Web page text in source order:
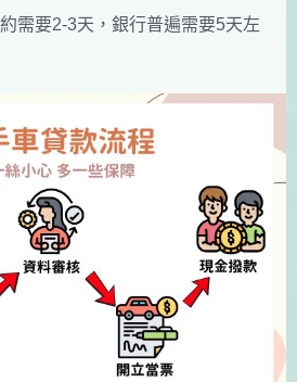
需要2-3天，銀行普遍需要5天左